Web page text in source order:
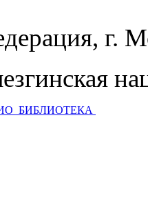
г.
БИБЛИОТЕКА